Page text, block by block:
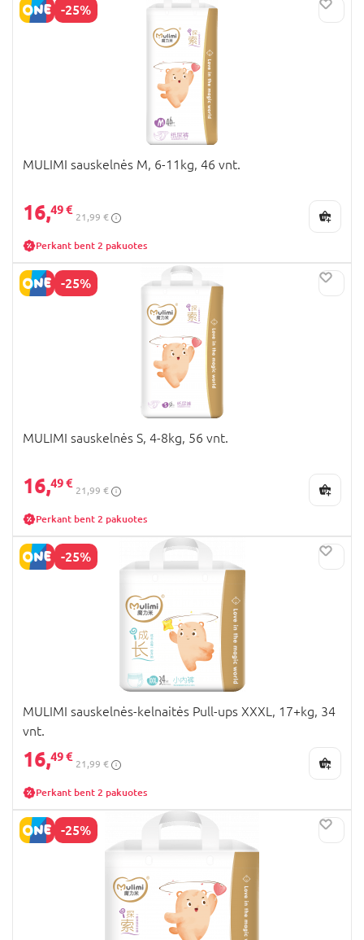
-25%
MULIMI sauskelnės M, 6-11kg, 46 vnt.
16,49 €
21,99 €
Perkant bent 2 pakuotes
-25%
MULIMI sauskelnės S, 4-8kg, 56 vnt.
16,49 €
21,99 €
Perkant bent 2 pakuotes
-25%
MULIMI sauskelnės-kelnaitės Pull-ups XXXL, 17+kg, 34
vnt.
16,49 €
21,99 €
Perkant bent 2 pakuotes
-25%